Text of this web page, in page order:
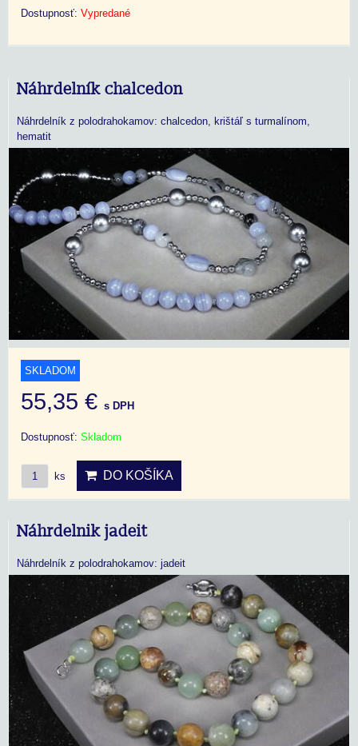
Dostupnosť: Vypredané
Náhrdelník chalcedon
Náhrdelník z polodrahokamov: chalcedon, krištáľ s turmalínom,
hematit
SKLADOM
55,35 € s DPH
Dostupnosť: Skladom
ks DO KOŠÍKA
Náhrdelnik jadeit
Náhrdelník z polodrahokamov: jadeit